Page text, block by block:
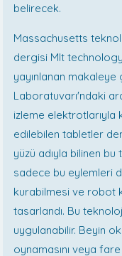
belirecek.
Massachusetts
dergisi MIt technology
yayınlanan
Laboratuvarı'ndaki
izleme elektrotlarıyla
edilebilen tabletler
yüzü adıyla bilinen
sadece bu eylemleri
kurabilmesi ve robot
tasarlandı. Bu
uygulanabilir. Beyin
oynamasını veya